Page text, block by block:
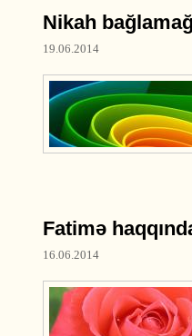
Nikah
19.06.2014
Fatimə
16.06.2014